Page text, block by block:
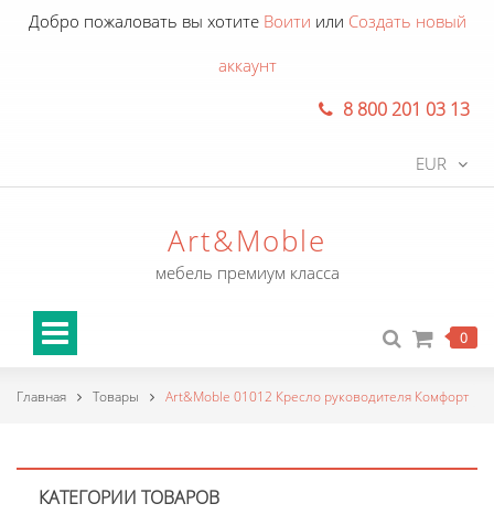
Добро пожаловать вы хотите Воити или Создать новый
аккаунт
8 800 201 03 13
EUR
Art&Moble
мебель премиум класса
0
Главная Товары Art&Moble 01012 Кресло руководителя Комфорт
КАТЕГОРИИ ТОВАРОВ